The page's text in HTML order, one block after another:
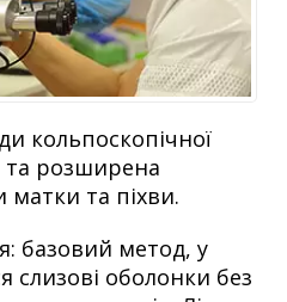
кольпоскопічної
та розширена
матки та піхви.
базовий метод, у
слизові оболонки без